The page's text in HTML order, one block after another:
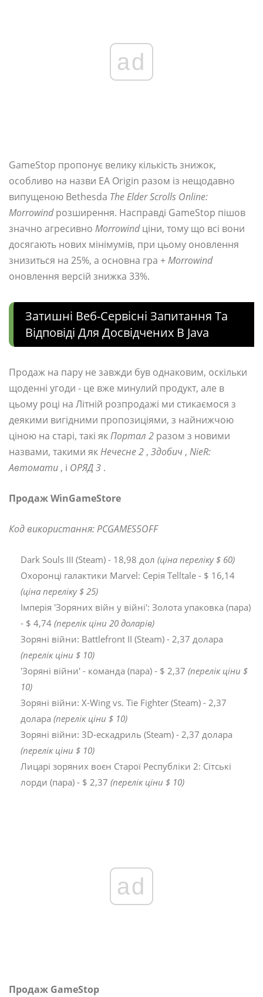
ad
GameStop пропонує велику кількість знижок,
особливо на назви EA Origin разом із нещодавно
випущеною Bethesda The Elder Scrolls Online:
Morrowindрозширення. Насправді GameStop пішов
значно агресивно Morrowindціни, тому що всі вони
досягають нових мінімумів, при цьому оновлення
знизиться на 25%, а основна гра +Morrowind
оновлення версій знижка 33%.
Затишні Веб-Сервісні Запитання Та
Відповіді Для Досвідчених В Java
Продаж на пару не завжди був однаковим, оскільки
щоденні угоди - це вже минулий продукт, але в
цьому році на Літній розпродажі ми стикаємося з
деякими вигідними пропозиціями, з найнижчою
ціною на старі, такі якПортал 2 разом з новими
назвами, такими якНечесне 2 , Здобич , NieR:
Автомати , і ОРЯД 3 .
Продаж WinGameStore
Код використання: PCGAMES5OFF
Dark Souls III (Steam) - 18,98 дол (ціна переліку $ 60)
Охоронці галактики Marvel: Серія Telltale - $ 16,14
(ціна переліку $ 25)
Імперія 'Зоряних війн у війні': Золота упаковка (пара)
- $ 4,74 (перелік ціни 20 доларів)
Зоряні війни: Battlefront II (Steam) - 2,37 долара
(перелік ціни $ 10)
'Зоряні війни' - команда (пара) - $ 2,37 (перелік ціни $
10)
Зоряні війни: X-Wing vs. Tie Fighter (Steam) - 2,37
долара (перелік ціни $ 10)
Зоряні війни: 3D-ескадриль (Steam) - 2,37 долара
(перелік ціни $ 10)
Лицарі зоряних воєн Старої Республіки 2: Сітські
лорди (пара) - $ 2,37 (перелік ціни $ 10)
ad
Продаж GameStop